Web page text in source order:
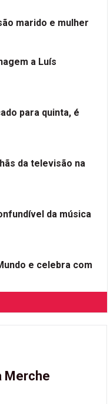
marido e mulher
a Luís
para quinta, é
da televisão na
da música
e celebra com
Merche